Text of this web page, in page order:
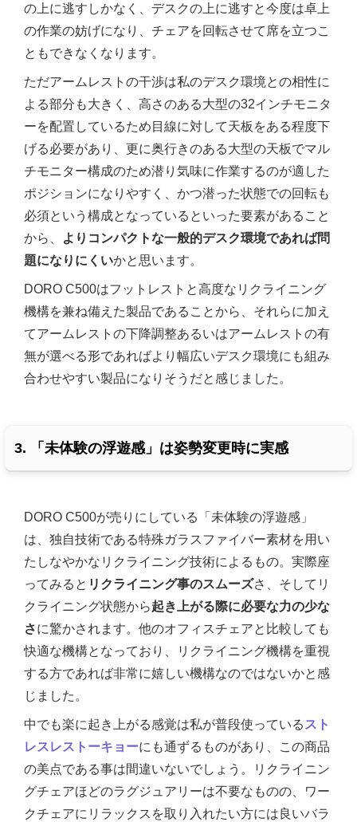
の上に逃すしかなく、デスクの上に逃すと今度は卓上
の作業の妨げになり、チェアを回転させて席を立つこ
ともできなくなります。
ただアームレストの干渉は私のデスク環境との相性に
よる部分も大きく、高さのある大型の32インチモニタ
ーを配置しているため目線に対して天板をある程度下
げる必要があり、更に奥行きのある大型の天板でマル
チモニター構成のため潜り気味に作業するのが適した
ポジションになりやすく、かつ潜った状態での回転も
必須という構成となっているといった要素があること
から、
よりコンパクトな一般的デスク環境であれば問
題になりにくいかと思います。
DORO C500はフットレストと高度なリクライニング
機構を兼ね備えた製品であることから、それらに加え
てアームレストの下降調整あるいはアームレストの有
無が選べる形であればより幅広いデスク環境にも組み
合わせやすい製品になりそうだと感じました。
3. 「未体験の浮遊感」は姿勢変更時に実感
DORO C500が売りにしている「未体験の浮遊感」
は、独自技術である特殊ガラスファイバー素材を用い
たしなやかなリクライニング技術によるもの。実際座
ってみると リクライニング事のスムーズさ、そしてリ
クライニング状態から起き上がる際に必要な力の少な
さに驚かされます。他のオフィスチェアと比較しても
快適な機構となっており、リクライニング機構を重視
する方であれば非常に嬉しい機構なのではないかと感
じました。
中でも楽に起き上がる感覚は私が普段使っている スト
レスレストーキョーにも通ずるものがあり、この商品
の美点である事は間違いないでしょう。リクライニン
グチェアほどのラグジュアリーは不要なものの、ワー
クチェアにリラックスを取り入れたい方には良いバラ